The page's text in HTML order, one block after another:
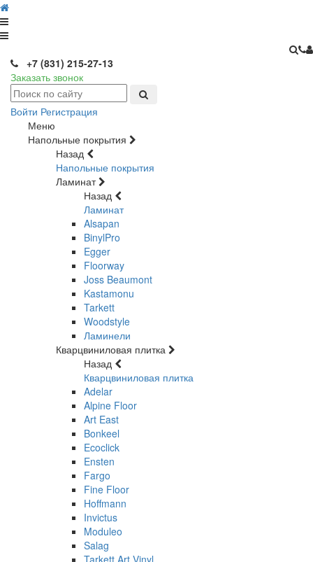
+7 (831) 215-27-13
Заказать звонок
Войти Регистрация
Меню
Напольные покрытия
Назад
Напольные покрытия
Ламинат
Назад
Ламинат
Alsapan
BinylPro
Egger
Floorway
Joss Beaumont
Kastamonu
Tarkett
Woodstyle
Ламинели
Кварцвиниловая плитка
Назад
Кварцвиниловая плитка
Adelar
Alpine Floor
Art East
Bonkeel
Ecoclick
Ensten
Fargo
Fine Floor
Hoffmann
Invictus
Moduleo
Salag